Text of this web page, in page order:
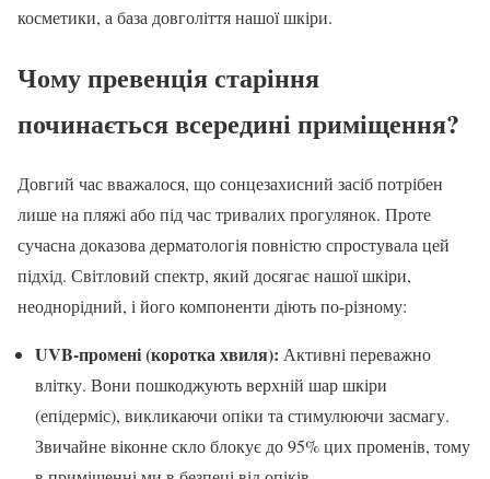
косметики, а база довголіття нашої шкіри.
Чому превенція старіння
починається всередині приміщення?
Довгий час вважалося, що сонцезахисний засіб потрібен
лише на пляжі або під час тривалих прогулянок. Проте
сучасна доказова дерматологія повністю спростувала цей
підхід. Світловий спектр, який досягає нашої шкіри,
неоднорідний, і його компоненти діють по-різному:
UVB-промені (коротка хвиля): Активні переважно
влітку. Вони пошкоджують верхній шар шкіри
(епідерміс), викликаючи опіки та стимулюючи засмагу.
Звичайне віконне скло блокує до 95% цих променів, тому